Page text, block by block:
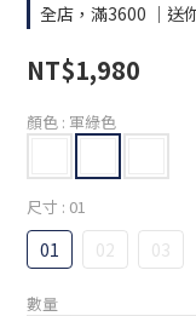
全店，滿3600 ｜送
NT$1,980
顏色 : 軍綠色
尺寸 : 01
01 02 03
數量